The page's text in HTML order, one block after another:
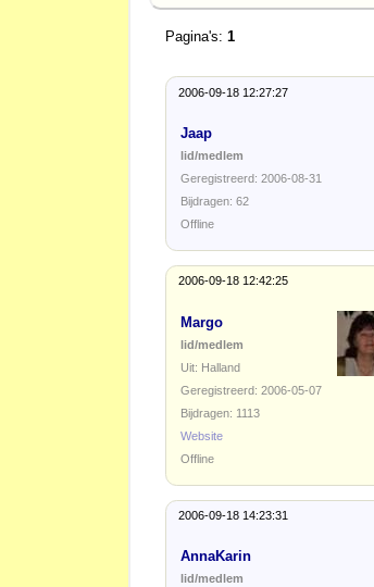
Pagina's: 1
2006-09-18 12:27:27
Jaap
lid/medlem
Geregistreerd: 2006-08-31
Bijdragen: 62
Offline
2006-09-18 12:42:25
Margo
lid/medlem
Uit: Halland
Geregistreerd: 2006-05-07
Bijdragen: 1113
Website
Offline
2006-09-18 14:23:31
AnnaKarin
lid/medlem